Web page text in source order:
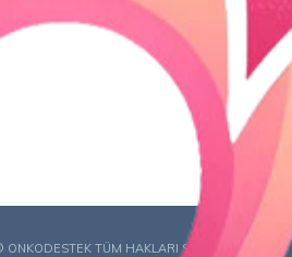
TÜM HAKLARI SAKLIDIR.